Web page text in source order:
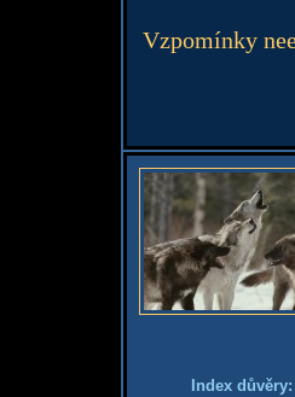
Vzpomínky
Index důvěry: